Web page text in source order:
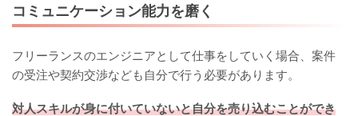
コミュニケーション能力を磨く
フリーランスのエンジニアとして仕事をしていく場合、案件
の受注や契約交渉なども自分で行う必要があります。
対人スキルが身に付いていないと自分を売り込むことができ